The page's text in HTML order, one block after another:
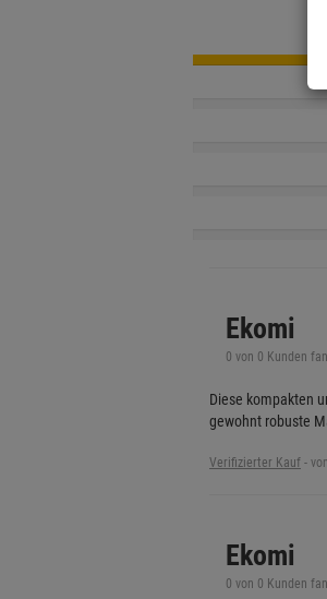
Ekomi
0 von 0 Kunden
Diese kompakten
gewohnt robuste
Verifizierter Kauf -
Ekomi
0 von 0 Kunden